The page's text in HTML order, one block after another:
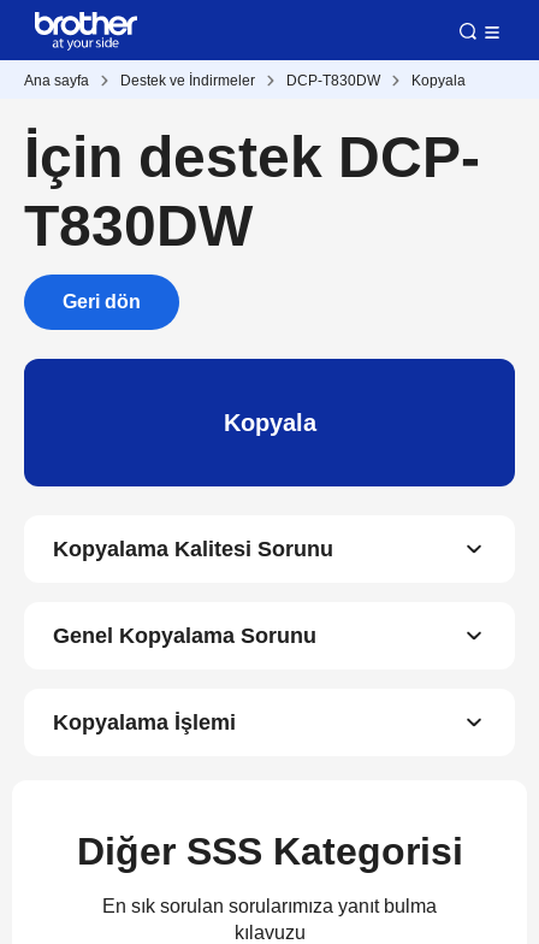
Ana sayfa Destek ve İndirmeler DCP-T830DW Kopyala
İçin destek DCP-
T830DW
Geri dön
Kopyala
Kopyalama Kalitesi Sorunu
Genel Kopyalama Sorunu
Kopyalama İşlemi
Diğer SSS Kategorisi
En sık sorulan sorularımıza yanıt bulma
kılavuzu